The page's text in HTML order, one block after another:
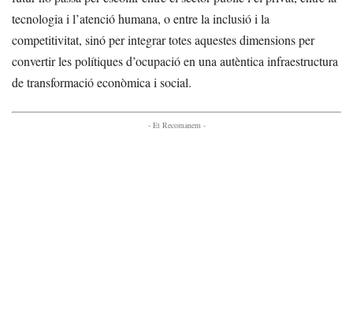
tecnologia i l’atenció humana, o entre la inclusió i la
competitivitat, sinó per integrar totes aquestes dimensions per
convertir les polítiques d’ocupació en una autèntica infraestructura
de transformació econòmica i social.
- Et Recomanem -